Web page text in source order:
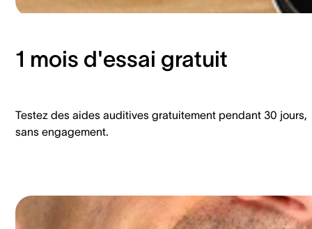
1 mois d'essai gratuit
Testez des aides auditives gratuitement pendant 30 jours,
sans engagement.